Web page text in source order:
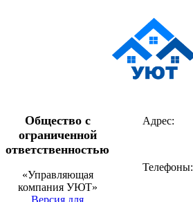
Общество с
ограниченной
ответственностью
«Управляющая
компания УЮТ»
Адрес:
Телефоны:
Версия для